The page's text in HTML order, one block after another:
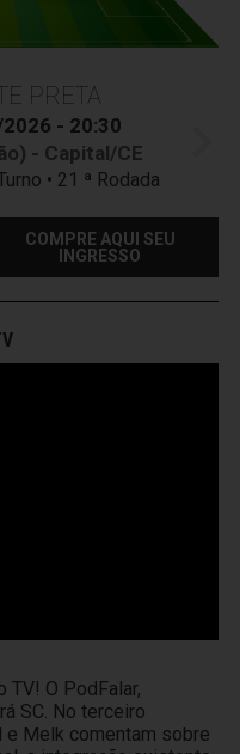
PRETA
- 20:30
- Capital/CE
• 21 ª Rodada
COMPRE AQUI SEU
INGRESSO
TV! O PodFalar,
SC. No terceiro
Melk comentam sobre